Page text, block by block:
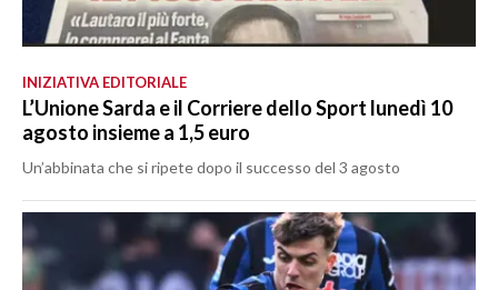
INIZIATIVA EDITORIALE
L’Unione Sarda e il Corriere dello Sport lunedì 10
agosto insieme a 1,5 euro
Un’abbinata che si ripete dopo il successo del 3 agosto